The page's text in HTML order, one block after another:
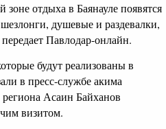
отдыха в Баянауле появятся
душевые и раздевалки,
Павлодар-онлайн.
будут реализованы в
в пресс-службе акима
Асаин Байханов
визитом.